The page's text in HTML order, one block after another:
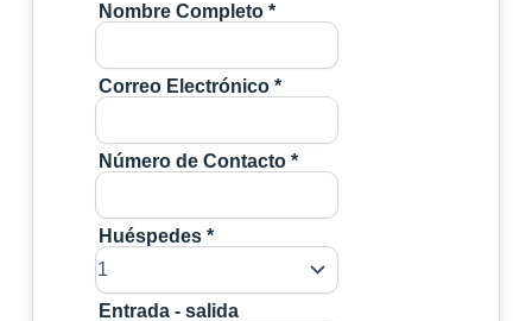
Nombre Completo *
Correo Electrónico *
Número de Contacto *
Huéspedes *
Entrada - salida